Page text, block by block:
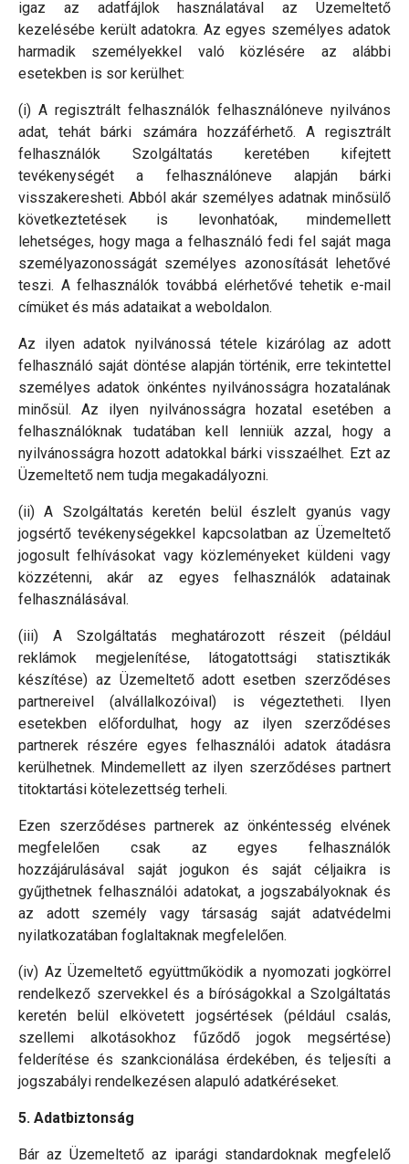
igaz az adatfájlok használatával az Üzemeltető
kezelésébe került adatokra. Az egyes személyes adatok
harmadik személyekkel való közlésére az alábbi
esetekben is sor kerülhet:
(i) A regisztrált felhasználók felhasználóneve nyilvános
adat, tehát bárki számára hozzáférhető. A regisztrált
felhasználók Szolgáltatás keretében kifejtett
tevékenységét a felhasználóneve alapján bárki
visszakeresheti. Abból akár személyes adatnak minősülő
következtetések is levonhatóak, mindemellett
lehetséges, hogy maga a felhasználó fedi fel saját maga
személyazonosságát személyes azonosítását lehetővé
teszi. A felhasználók továbbá elérhetővé tehetik e-mail
címüket és más adataikat a weboldalon.
Az ilyen adatok nyilvánossá tétele kizárólag az adott
felhasználó saját döntése alapján történik, erre tekintettel
személyes adatok önkéntes nyilvánosságra hozatalának
minősül. Az ilyen nyilvánosságra hozatal esetében a
felhasználóknak tudatában kell lenniük azzal, hogy a
nyilvánosságra hozott adatokkal bárki visszaélhet. Ezt az
Üzemeltető nem tudja megakadályozni.
(ii) A Szolgáltatás keretén belül észlelt gyanús vagy
jogsértő tevékenységekkel kapcsolatban az Üzemeltető
jogosult felhívásokat vagy közleményeket küldeni vagy
közzétenni, akár az egyes felhasználók adatainak
felhasználásával.
(iii) A Szolgáltatás meghatározott részeit (például
reklámok megjelenítése, látogatottsági statisztikák
készítése) az Üzemeltető adott esetben szerződéses
partnereivel (alvállalkozóival) is végeztetheti. Ilyen
esetekben előfordulhat, hogy az ilyen szerződéses
partnerek részére egyes felhasználói adatok átadásra
kerülhetnek. Mindemellett az ilyen szerződéses partnert
titoktartási kötelezettség terheli.
Ezen szerződéses partnerek az önkéntesség elvének
megfelelően csak az egyes felhasználók
hozzájárulásával saját jogukon és saját céljaikra is
gyűjthetnek felhasználói adatokat, a jogszabályoknak és
az adott személy vagy társaság saját adatvédelmi
nyilatkozatában foglaltaknak megfelelően.
(iv) Az Üzemeltető együttműködik a nyomozati jogkörrel
rendelkező szervekkel és a bíróságokkal a Szolgáltatás
keretén belül elkövetett jogsértések (például csalás,
szellemi alkotásokhoz fűződő jogok megsértése)
felderítése és szankcionálása érdekében, és teljesíti a
jogszabályi rendelkezésen alapuló adatkéréseket.
5. Adatbiztonság
Bár az Üzemeltető az iparági standardoknak megfelelő